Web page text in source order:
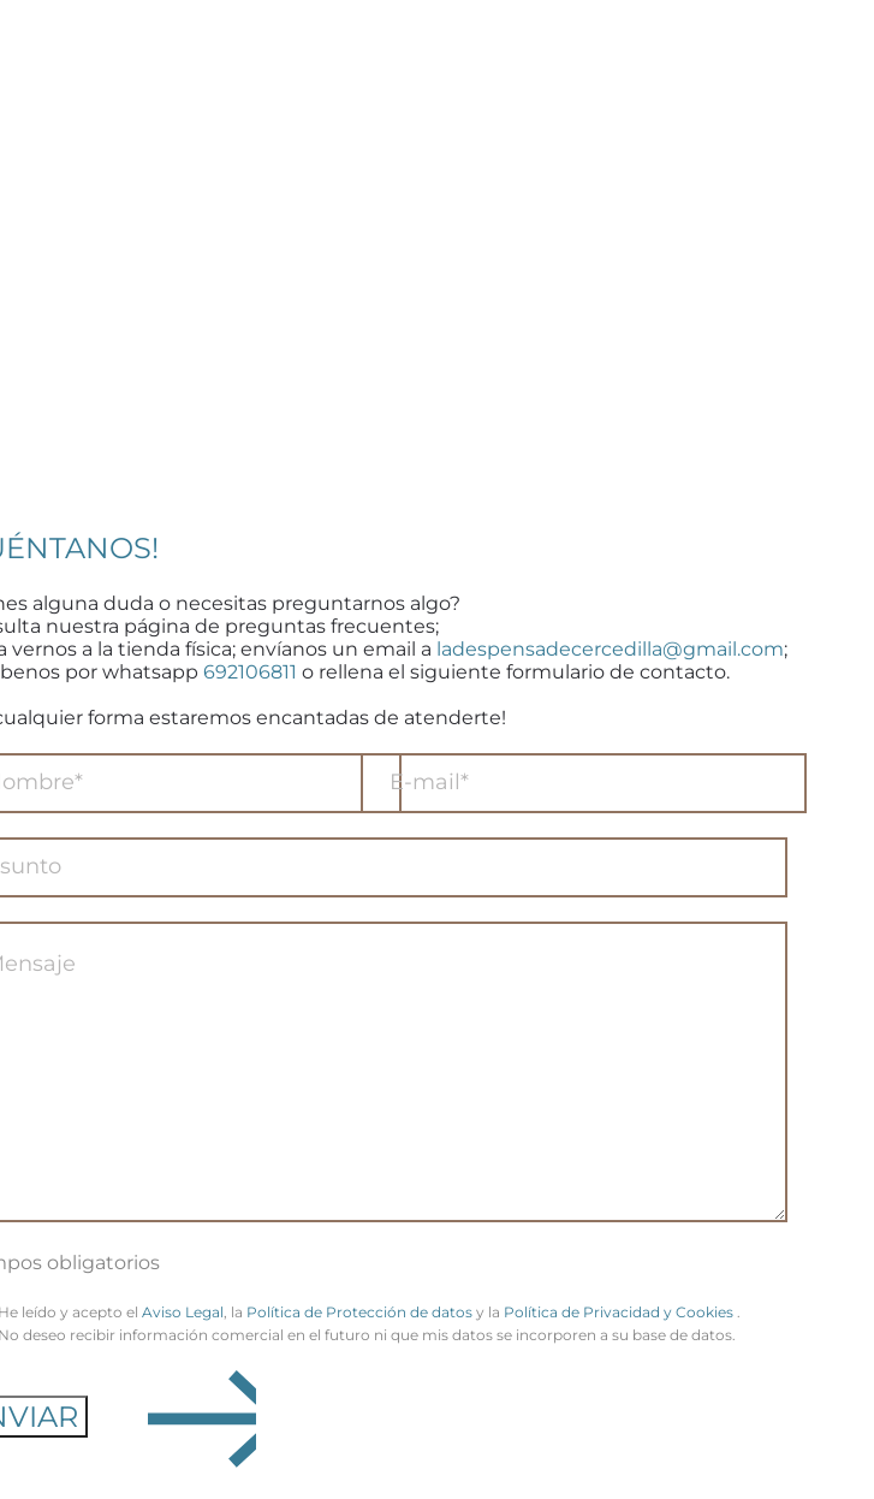
alguna duda o necesitas preguntarnos algo?
nuestra página de preguntas frecuentes;
vernos a la tienda física; envíanos un email a ladespensadecercedilla@gmail.com;
por whatsapp 692106811 o rellena el siguiente formulario de contacto.
forma estaremos encantadas de atenderte!
obligatorios
He leído y acepto el Aviso Legal, la Política de Protección de datos y la Política de Privacidad y Cookies .
No deseo recibir información comercial en el futuro ni que mis datos se incorporen a su base de datos.